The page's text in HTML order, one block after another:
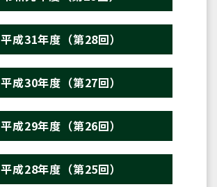
平成31年度（第28回）
平成30年度（第27回）
平成29年度（第26回）
平成28年度（第25回）